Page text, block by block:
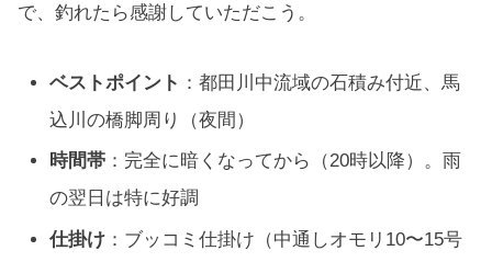
で、釣れたら感謝していただこう。
ベストポイント ：都田川中流域の石積み付近、馬
込川の橋脚周り（夜間）
時間帯 ：完全に暗くなってから（20時以降）。雨
の翌日は特に好調
仕掛け ：ブッコミ仕掛け（中通しオモリ10〜15号